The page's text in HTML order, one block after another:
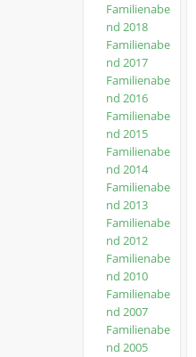
Familienabe
nd 2018
Familienabe
nd 2017
Familienabe
nd 2016
Familienabe
nd 2015
Familienabe
nd 2014
Familienabe
nd 2013
Familienabe
nd 2012
Familienabe
nd 2010
Familienabe
nd 2007
Familienabe
nd 2005